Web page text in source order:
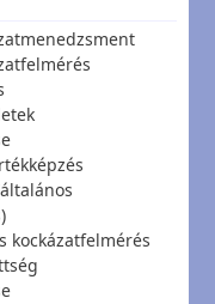
kockázatfelmérés